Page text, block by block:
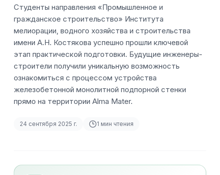
Студенты направления «Промышленное и
гражданское строительство» Института
мелиорации, водного хозяйства и строительства
имени А.Н. Костякова успешно прошли ключевой
этап практической подготовки. Будущие инженеры-
строители получили уникальную возможность
ознакомиться с процессом устройства
железобетонной монолитной подпорной стенки
прямо на территории Alma Mater.
24 сентября 2025 г. 1 мин чтения